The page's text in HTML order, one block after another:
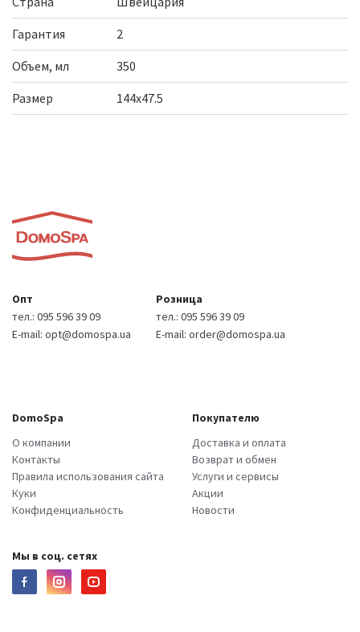
Гарантия
2
Объем, мл
350
Размер
144х47.5
Опт
тел.: 095 596 39 09
E-mail: opt@domospa.ua
Розница
тел.: 095 596 39 09
E-mail: order@domospa.ua
DomoSpa
О компании
Контакты
Правила использования сайта
Куки
Конфиденциальность
Покупателю
Доставка и оплата
Возврат и обмен
Услуги и сервисы
Акции
Новости
Мы в соц. сетях